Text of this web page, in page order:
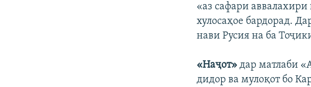
«аз сафари
хулосаҳое бардорад.
нави Русия на ба
«Наҷот» дар матлаби
дидор ва мулоқот бо